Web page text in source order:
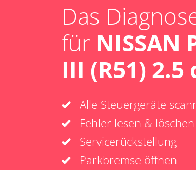
Das
für NISSAN
III (R51) 2.5
Alle Steuergeräte
Fehler lesen & löschen
Servicerückstellung
Parkbremse öffnen